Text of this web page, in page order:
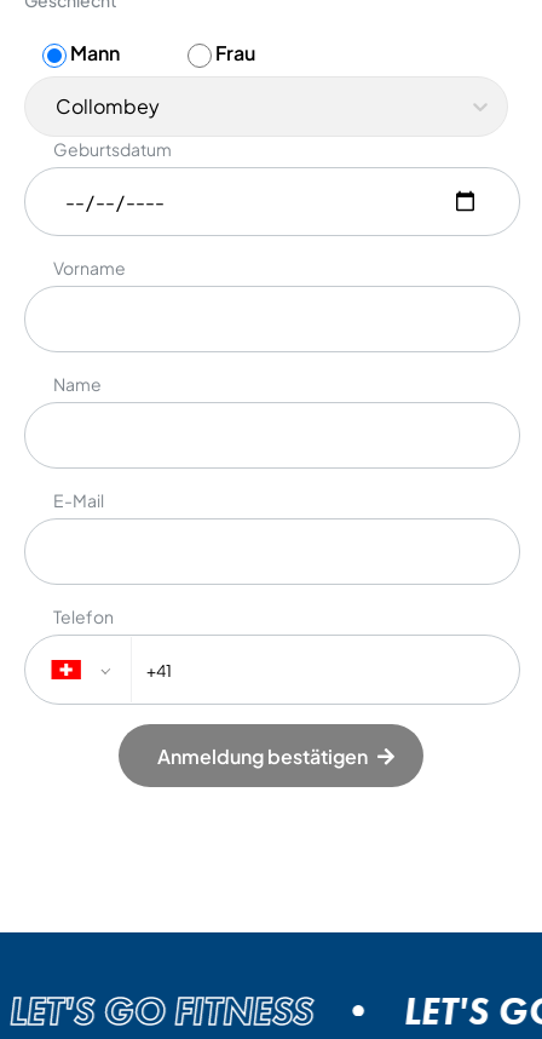
Mann Frau
Collombey
Geburtsdatum
Vorname
Name
E-Mail
Telefon
Anmeldung bestätigen
GO FITNESS LET'S GO